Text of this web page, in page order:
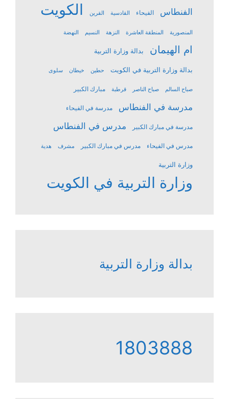
الفنطاس الفيحاء القادسية القرين الكويت
المنصورية المنطقة العاشرة النزهة النسيم النهضة
ام الهيمان بدالة وزارة التربية
بدالة وزارة التربية في الكويت حطين خيطان سلوى
صباح السالم صباح الناصر قرطبة مبارك الكبير
مدرسة في الفنطاس مدرسة في الفيحاء
مدرسة في مبارك الكبير مدرس في الفنطاس
مدرس في الفيحاء مدرس في مبارك الكبير مشرف هدية
وزارة التربية
وزارة التربية في الكويت
بدالة وزارة التربية
1803888